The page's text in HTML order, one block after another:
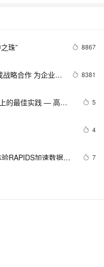
珠” 8867
战略合作 为企业级
8381
的最佳实践 — 高可
5
4
RAPIDS加速数据科
7
（1）
对 Kubernetes 节